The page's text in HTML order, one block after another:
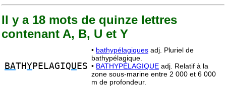
Il y a 18 mots de quinze lettres
contenant A, B, U et Y
BATHYPELAGIQU ES
• bathypélagiques adj. Pluriel de
bathypélagique.
• BATHYPÉLAGIQUE adj. Relatif à la
zone sous-marine entre 2 000 et 6 000
m de profondeur.